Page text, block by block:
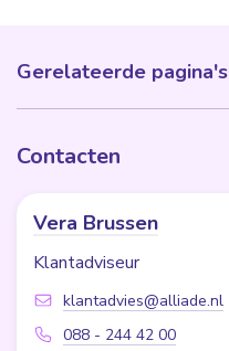
Gerelateerde pagina's
Contacten
Vera Brussen
Klantadviseur
klantadvies@alliade.nl
088 - 244 42 00